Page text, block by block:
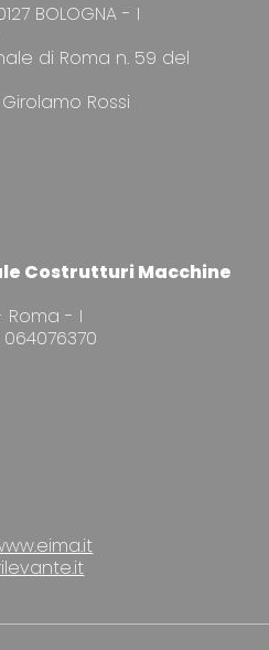
BOLOGNA - I
di Roma n. 59 del
Rossi
Costrutturi Macchine
Roma - I
064076370